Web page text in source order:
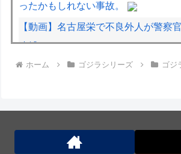
ったかもしれない事故。
【動画】名古屋栄で不良外人が警察
逮捕しろやｗｗｗ
大将「何握りやしょう？」Z世代新人
準まで減少」と軍高官が警告！
ホーム ゴジラシリーズ ゴジ